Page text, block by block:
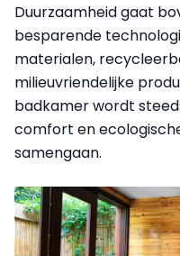
Duurzaamheid gaat
besparende
materialen,
milieuvriendelijke
badkamer wordt
comfort en
samengaan.